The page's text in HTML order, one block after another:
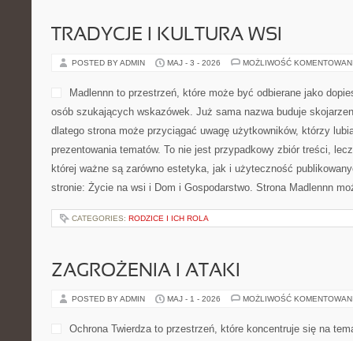
TRADYCJE I KULTURA WSI
POSTED BY ADMIN MAJ - 3 - 2026 MOŻLIWOŚĆ
Madlennn to przestrzeń, które może być odbierane jako
osób szukających wskazówek. Już sama nazwa buduje
dlatego strona może przyciągać uwagę użytkowników, którzy
prezentowania tematów. To nie jest przypadkowy zbiór treści,
której ważne są zarówno estetyka, jak i użyteczność
stronie: Życie na wsi i Dom i Gospodarstwo. Strona Madlennn
CATEGORIES: RODZICE I ICH ROLA
ZAGROŻENIA I ATAKI
POSTED BY ADMIN MAJ - 1 - 2026 MOŻLIWOŚĆ
Ochrona Twierdza to przestrzeń, które koncentruje się na